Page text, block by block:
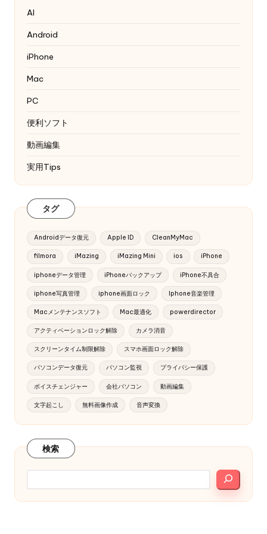
AI
Android
iPhone
Mac
PC
便利ソフト
動画編集
実用Tips
タグ
Androidデータ復元 Apple ID CleanMyMac
filmora iMazing iMazing Mini ios iPhone
iphoneデータ管理 iPhoneバックアップ iPhone不具合
iphone写真管理 iphone画面ロック Iphone音楽管理
Macメンテナンスソフト Mac最適化 powerdirector
アクティベーションロック解除 カメラ消音
スクリーンタイム制限解除 スマホ画面ロック解除
パソコンデータ復元 パソコン監視 プライバシー保護
ボイスチェンジャー 会社パソコン 動画編集
文字起こし 無料画像作成 音声変換
検索